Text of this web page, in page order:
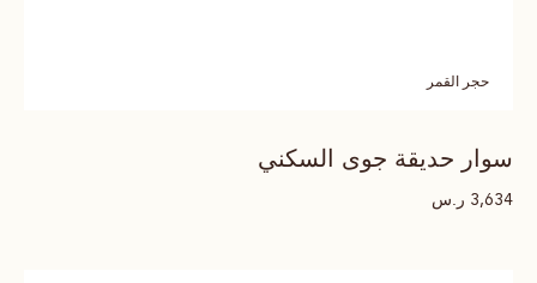
حجر القمر
سوار حديقة جوى السكني
3,634 ر.س